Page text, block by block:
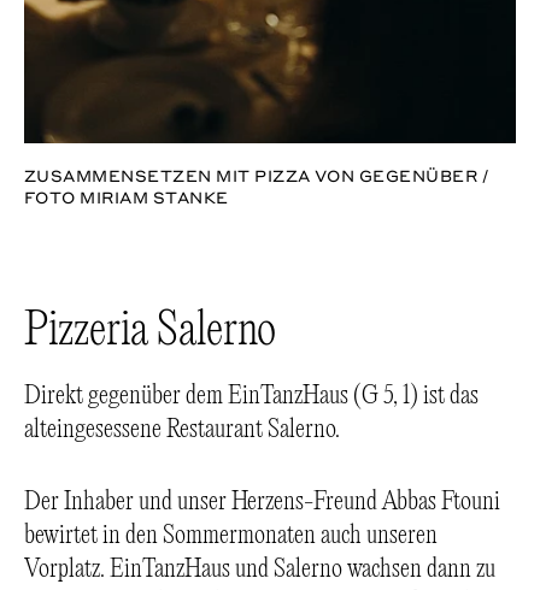
ZUSAMMENSETZEN MIT PIZZA VON GEGENÜBER /
FOTO MIRIAM STANKE
Pizzeria Salerno
Direkt gegenüber dem EinTanzHaus (G 5, 1) ist das
alteingesessene Restaurant Salerno.
Der Inhaber und unser Herzens-Freund Abbas Ftouni
bewirtet in den Sommermonaten auch unseren
Vorplatz. EinTanzHaus und Salerno wachsen dann zu